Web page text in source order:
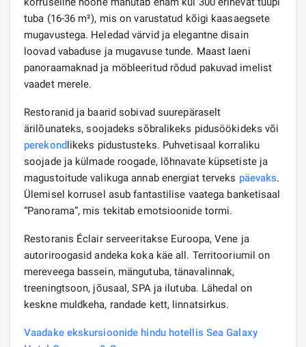
tuba (16-36 m²), mis on varustatud kõigi kaasaegsete
mugavustega. Heledad värvid ja elegantne disain
loovad vabaduse ja mugavuse tunde. Maast laeni
panoraamaknad ja möbleeritud rõdud pakuvad imelist
vaadet merele.
Restoranid ja baarid sobivad suurepäraselt
ärilõunateks, soojadeks sõbralikeks pidusöökideks või
perekondlikeks pidustusteks. Puhvetisaal korraliku
soojade ja külmade roogade, lõhnavate küpsetiste ja
magustoitude valikuga annab energiat terveks päevaks.
Ülemisel korrusel asub fantastilise vaatega banketisaal
“Panorama”, mis tekitab emotsioonide tormi.
Restoranis Éclair serveeritakse Euroopa, Vene ja
autoriroogasid andeka koka käe all. Territooriumil on
mereveega bassein, mängutuba, tänavalinnak,
treeningtsoon, jõusaal, SPA ja ilutuba. Lähedal on
keskne muldkeha, randade kett, linnatsirkus.
Vaadake ekskursioonide hindu hotellis Sea Galaxy